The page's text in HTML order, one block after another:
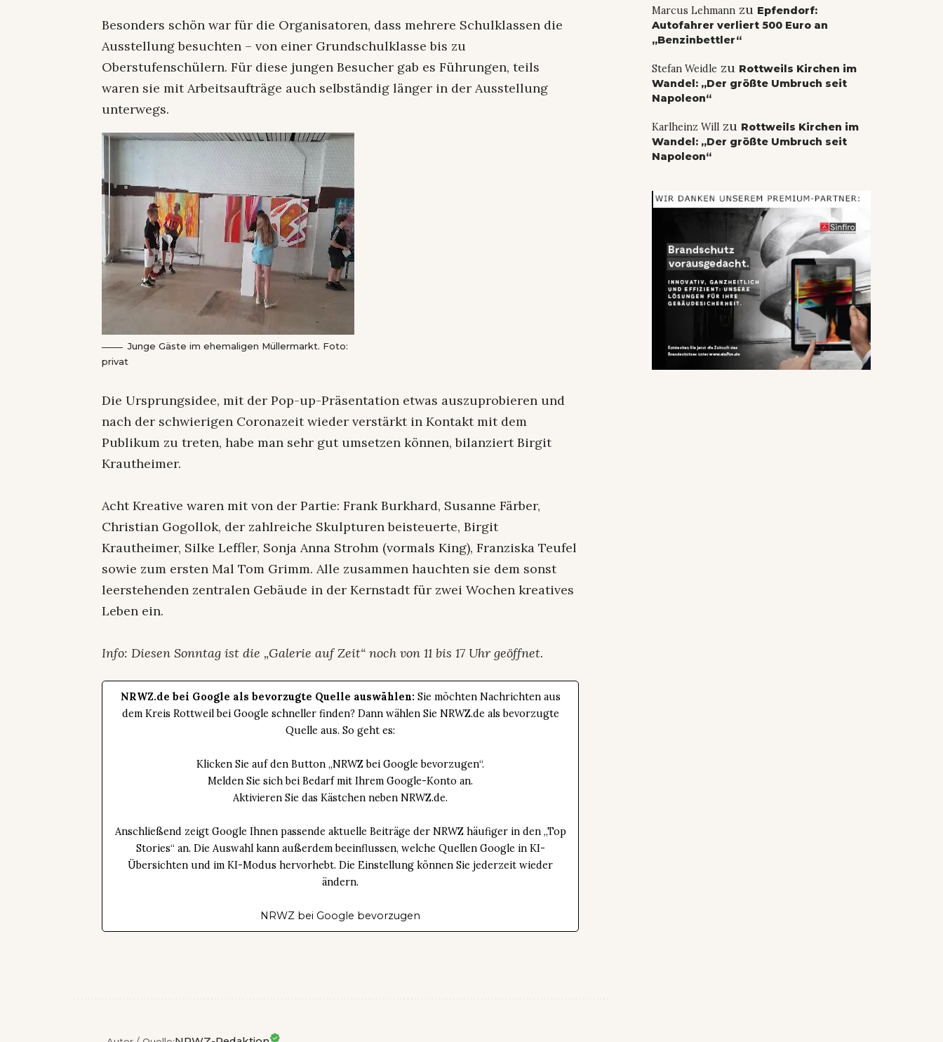
Besonders schön war für die Organisatoren, dass mehrere Schulklassen die
Ausstellung besuchten – von einer Grundschulklasse bis zu
Oberstufenschülern. Für diese jungen Besucher gab es Führungen, teils
waren sie mit Arbeitsaufträge auch selbständig länger in der Ausstellung
unterwegs.
Junge Gäste im ehemaligen Müllermarkt. Foto:
privat
Die Ursprungsidee, mit der Pop-up-Präsentation etwas auszuprobieren und
nach der schwierigen Coronazeit wieder verstärkt in Kontakt mit dem
Publikum zu treten, habe man sehr gut umsetzen können, bilanziert Birgit
Krautheimer.
Acht Kreative waren mit von der Partie: Frank Burkhard, Susanne Färber,
Christian Gogollok, der zahlreiche Skulpturen beisteuerte, Birgit
Krautheimer, Silke Leffler, Sonja Anna Strohm (vormals King), Franziska Teufel
sowie zum ersten Mal Tom Grimm. Alle zusammen hauchten sie dem sonst
leerstehenden zentralen Gebäude in der Kernstadt für zwei Wochen kreatives
Leben ein.
Info: Diesen Sonntag ist die „Galerie auf Zeit“ noch von 11 bis 17 Uhr geöffnet.
NRWZ.de bei Google als bevorzugte Quelle auswählen: Sie möchten Nachrichten aus
dem Kreis Rottweil bei Google schneller finden? Dann wählen Sie NRWZ.de als bevorzugte
Quelle aus. So geht es:
Klicken Sie auf den Button „NRWZ bei Google bevorzugen“.
Melden Sie sich bei Bedarf mit Ihrem Google-Konto an.
Aktivieren Sie das Kästchen neben NRWZ.de.
Anschließend zeigt Google Ihnen passende aktuelle Beiträge der NRWZ häufiger in den „Top
Stories“ an. Die Auswahl kann außerdem beeinflussen, welche Quellen Google in KI-
Übersichten und im KI-Modus hervorhebt. Die Einstellung können Sie jederzeit wieder
ändern.
NRWZ bei Google bevorzugen
Marcus Lehmannzu Epfendorf:
Autofahrer verliert 500 Euro an
„Benzinbettler“
Stefan Weidle zu Rottweils Kirchen im
Wandel: „Der größte Umbruch seit
Napoleon“
Karlheinz Willzu Rottweils Kirchen im
Wandel: „Der größte Umbruch seit
Napoleon“